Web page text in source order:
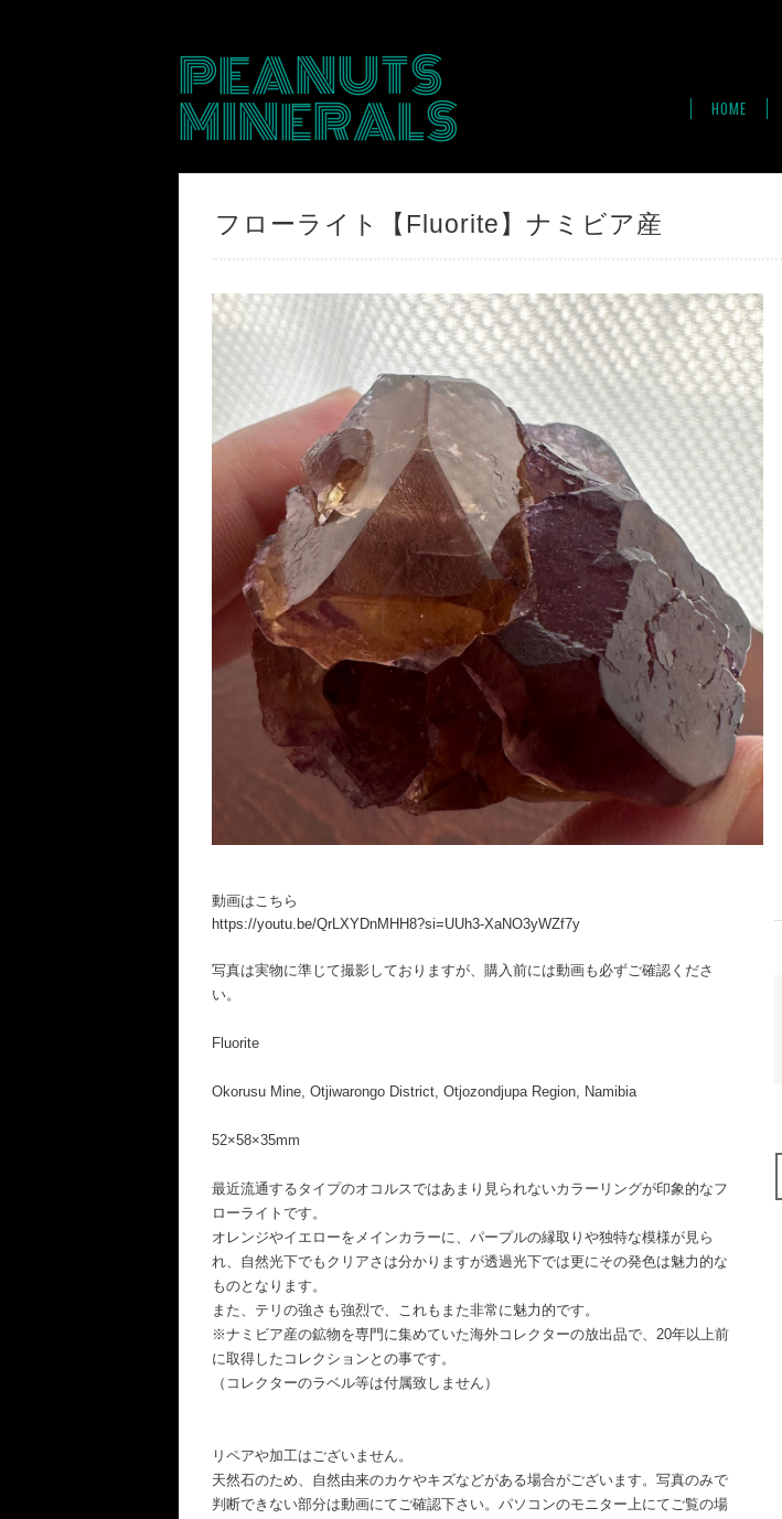
PEANUTS
MINERALS HOME
フローライト【Fluorite】ナミビア産
動画はこちら
https://youtu.be/QrLXYDnMHH8?si=UUh3-XaNO3yWZf7y
写真は実物に準じて撮影しておりますが、購入前には動画も必ずご確認くださ
い。
Fluorite
Okorusu Mine, Otjiwarongo District, Otjozondjupa Region, Namibia
52×58×35mm
最近流通するタイプのオコルスではあまり見られないカラーリングが印象的なフ
ローライトです。
オレンジやイエローをメインカラーに、パープルの縁取りや独特な模様が見ら
れ、自然光下でもクリアさは分かりますが透過光下では更にその発色は魅力的な
ものとなります。
また、テリの強さも強烈で、これもまた非常に魅力的です。
※ナミビア産の鉱物を専門に集めていた海外コレクターの放出品で、20年以上前
に取得したコレクションとの事です。
（コレクターのラベル等は付属致しません）
リペアや加工はございません。
天然石のため、自然由来のカケやキズなどがある場合がございます。写真のみで
判断できない部分は動画にてご確認下さい。パソコンのモニター上にてご覧の場